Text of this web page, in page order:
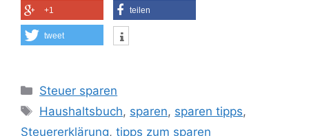
+1 teilen
tweet
Kategorien
Steuer sparen
Schlagwörter
Haushaltsbuch, sparen, sparen tipps,
Steuererklärung, tipps zum sparen